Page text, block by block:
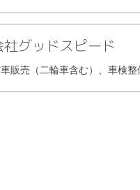
グッドスピード
販売（二輪車含む）、車検